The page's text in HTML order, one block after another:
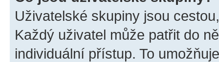
Uživatelské skupiny jsou
Každý uživatel může patřit do
individuální přístup. To